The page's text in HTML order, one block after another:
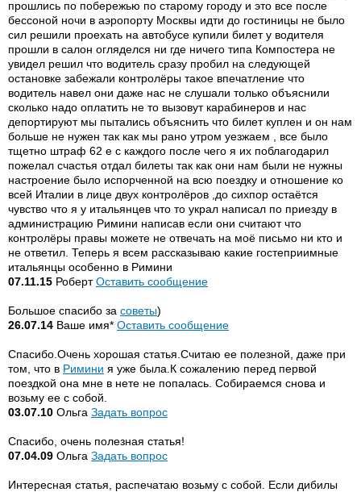
прошлись по побережью по старому городу и это все после
бессоной ночи в аэропорту Москвы идти до гостиницы не было
сил решили проехать на автобусе купили билет у водителя
прошли в салон огляделся ни где ничего типа Компостера не
увидел решил что водитель сразу пробил на следующей
остановке забежали контролёры такое впечатление что
водитель навел они даже нас не слушали только объяснили
сколько надо оплатить не то вызовут карабинеров и нас
депортируют мы пытались объяснить что билет куплен и он нам
больше не нужен так как мы рано утром уезжаем , все было
тщетно штраф 62 е с каждого после чего я их поблагодарил
пожелал счастья отдал билеты так как они нам были не нужны
настроение было испорченной на всю поездку и отношение ко
всей Италии в лице двух контролёров ,до сихпор остаётся
чувство что я у итальянцев что то украл написал по приезду в
администрацию Римини написав если они считают что
контролёры правы можете не отвечать на моё письмо ни кто и
не ответил. Теперь я всем рассказываю какие гостеприимные
итальянцы особенно в Римини
07.11.15 РобертОставить сообщение
Большое спасибо за советы)
26.07.14 Ваше имя* Оставить сообщение
Спасибо.Очень хорошая статья.Считаю ее полезной, даже при
том, что в Римини я уже была.К сожалению перед первой
поездкой она мне в нете не попалась. Собираемся снова и
возьму ее с собой.
03.07.10 Ольга Задать вопрос
Спасибо, очень полезная статья!
07.04.09 Ольга Задать вопрос
Интересная статья, распечатаю возьму с собой. Если дибилы